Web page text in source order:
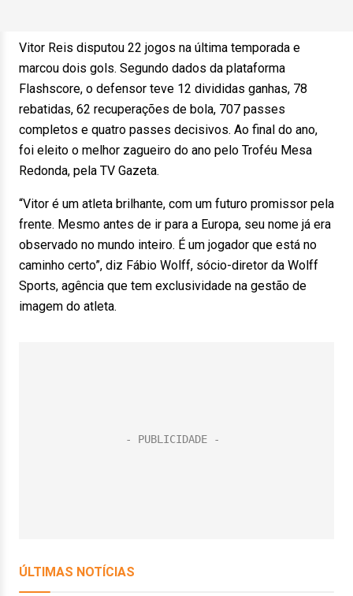
Vitor Reis disputou 22 jogos na última temporada e
marcou dois gols. Segundo dados da plataforma
Flashscore, o defensor teve 12 divididas ganhas, 78
rebatidas, 62 recuperações de bola, 707 passes
completos e quatro passes decisivos. Ao final do ano,
foi eleito o melhor zagueiro do ano pelo Troféu Mesa
Redonda, pela TV Gazeta.
“Vitor é um atleta brilhante, com um futuro promissor pela
frente. Mesmo antes de ir para a Europa, seu nome já era
observado no mundo inteiro. É um jogador que está no
caminho certo”, diz Fábio Wolff, sócio-diretor da Wolff
Sports, agência que tem exclusividade na gestão de
imagem do atleta.